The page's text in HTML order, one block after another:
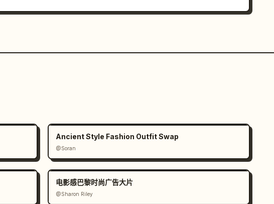
Ancient Style Fashion Outfit Swap
@Soran
电影感巴黎时尚广告大片
@Sharon Riley